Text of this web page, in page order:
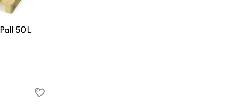
50L